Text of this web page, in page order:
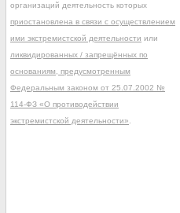
организаций деятельность которых
приостановлена в связи с осуществлением
ими экстремистской деятельности или
ликвидированных / запрещённых по
основаниям, предусмотренным
Федеральным законом от 25.07.2002 №
114-ФЗ «О противодействии
экстремистской деятельности»